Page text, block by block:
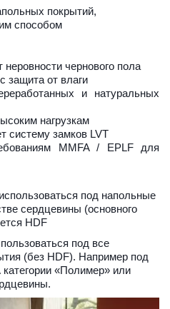
покрытий,
способом
чернового пола
защита от влаги
и натуральных
нагрузкам
систему замков LVT
MMFA / EPLF для
под напольные
сердцевины (основного
HDF
под все
(без HDF). Например под
«Полимер» или